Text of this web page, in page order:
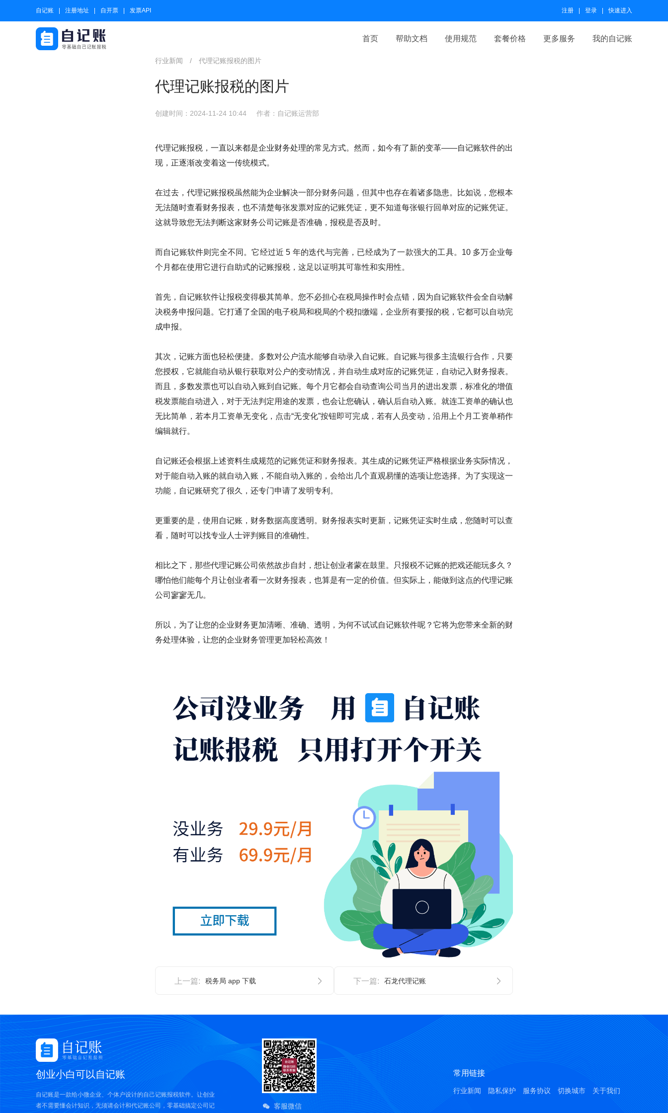
自记账 注册地址 自开票 发票API 注册 登录 快速进入
首页 帮助文档 使用规范 套餐价格 更多服务 我的自记账
行业新闻 / 代理记账报税的图片
代理记账报税的图片
创建时间：2024-11-24 10:44 作者：自记账运营部
代理记账报税，一直以来都是企业财务处理的常见方式。然而，如今有了新的变革——自记账软件的出
现，正逐渐改变着这一传统模式。
在过去，代理记账报税虽然能为企业解决一部分财务问题，但其中也存在着诸多隐患。比如说，您根本
无法随时查看财务报表，也不清楚每张发票对应的记账凭证，更不知道每张银行回单对应的记账凭证。
这就导致您无法判断这家财务公司记账是否准确，报税是否及时。
而自记账软件则完全不同。它经过近 5 年的迭代与完善，已经成为了一款强大的工具。10 多万企业每
个月都在使用它进行自助式的记账报税，这足以证明其可靠性和实用性。
首先，自记账软件让报税变得极其简单。您不必担心在税局操作时会点错，因为自记账软件会全自动解
决税务申报问题。它打通了全国的电子税局和税局的个税扣缴端，企业所有要报的税，它都可以自动完
成申报。
其次，记账方面也轻松便捷。多数对公户流水能够自动录入自记账。自记账与很多主流银行合作，只要
您授权，它就能自动从银行获取对公户的变动情况，并自动生成对应的记账凭证，自动记入财务报表。
而且，多数发票也可以自动入账到自记账。每个月它都会自动查询公司当月的进出发票，标准化的增值
税发票能自动进入，对于无法判定用途的发票，也会让您确认，确认后自动入账。就连工资单的确认也
无比简单，若本月工资单无变化，点击“无变化”按钮即可完成，若有人员变动，沿用上个月工资单稍作
编辑就行。
自记账还会根据上述资料生成规范的记账凭证和财务报表。其生成的记账凭证严格根据业务实际情况，
对于能自动入账的就自动入账，不能自动入账的，会给出几个直观易懂的选项让您选择。为了实现这一
功能，自记账研究了很久，还专门申请了发明专利。
更重要的是，使用自记账，财务数据高度透明。财务报表实时更新，记账凭证实时生成，您随时可以查
看，随时可以找专业人士评判账目的准确性。
相比之下，那些代理记账公司依然故步自封，想让创业者蒙在鼓里。只报税不记账的把戏还能玩多久？
哪怕他们能每个月让创业者看一次财务报表，也算是有一定的价值。但实际上，能做到这点的代理记账
公司寥寥无几。
所以，为了让您的企业财务更加清晰、准确、透明，为何不试试自记账软件呢？它将为您带来全新的财
务处理体验，让您的企业财务管理更加轻松高效！
上一篇: 税务局 app 下载 下一篇: 石龙代理记账
创业小白可以自记账
自记账是一款给小微企业、个体户设计的自己记账报税软件。让创业
者不需要懂会计知识，无须请会计和代记账公司，零基础搞定公司记
客服微信
常用链接
行业新闻 隐私保护 服务协议 切换城市 关于我们